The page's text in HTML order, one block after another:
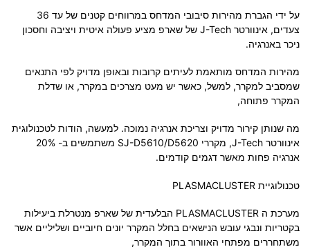
על ידי הגברת מהירות סיבובי המדחס במרווחים קטנים של עד 36
צעדים, אינוורטר J-Tech של שארפ מציע פעולה איטית ויציבה וחסכון
ניכר באנרגיה.
מהירות המדחס מותאמת לעיתים קרובות ובאופן מדויק לפי התנאים
שמסביב למקרר, למשל, כאשר יש מעט מצרכים במקרר, או שדלת
המקרר פתוחה,
מה שנותן קירור מדויק וצריכת אנרגיה נמוכה. למעשה, הודות לטכנולוגית
אינוורטר J-Tech, מקררי SJ-D5610/D5620 משתמשים ב- 20%
אנרגיה פחות מאשר דגמים קודמים.
טכנולוגיית PLASMACLUSTER
מערכת ה PLASMACLUSTER הבלעדית של שארפ מנטרלת ביעילות
בקטריות ונבגי עובש הנישאים בחלל המקרר יונים חיוביים ושליליים אשר
משתחררים מפתחי האוורור בתוך המקרר,